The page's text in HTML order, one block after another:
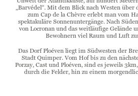
„Barvédel“. Mit dem Blick nach Westen über
zum Cap de la Chèvre erlebt man vom
spektakuläre Sonnenuntergänge. Nach
von Locronan und das weitläufige Gelände
Bewohnern viel Raum und Luft
Das Dorf Ploéven liegt im Südwesten der
Stadt Quimper. Vom Hof bis zu den
Porzay, Cast und Ploéven, sind es jeweils
durch die Felder, hin zu einem